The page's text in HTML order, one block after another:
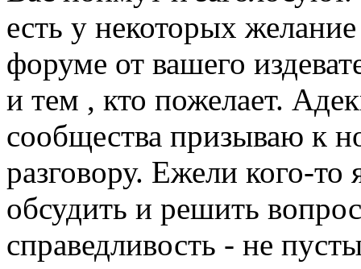
есть у некоторых
форуме от вашего
и тем , кто пожелает.
сообщества призываю к
разговору. Ежели кого-то
обсудить и решить
справедливость - не